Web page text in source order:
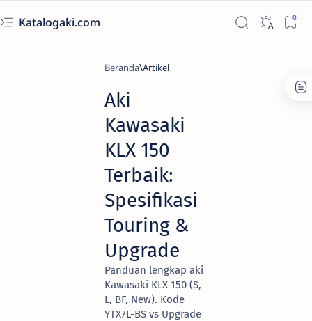
Katalogaki.com
Beranda Artikel
Aki
Kawasaki
KLX 150
Terbaik:
Spesifikasi
Touring &
Upgrade
Panduan lengkap aki
Kawasaki KLX 150 (S,
L, BF, New). Kode
YTX7L-BS vs Upgrade